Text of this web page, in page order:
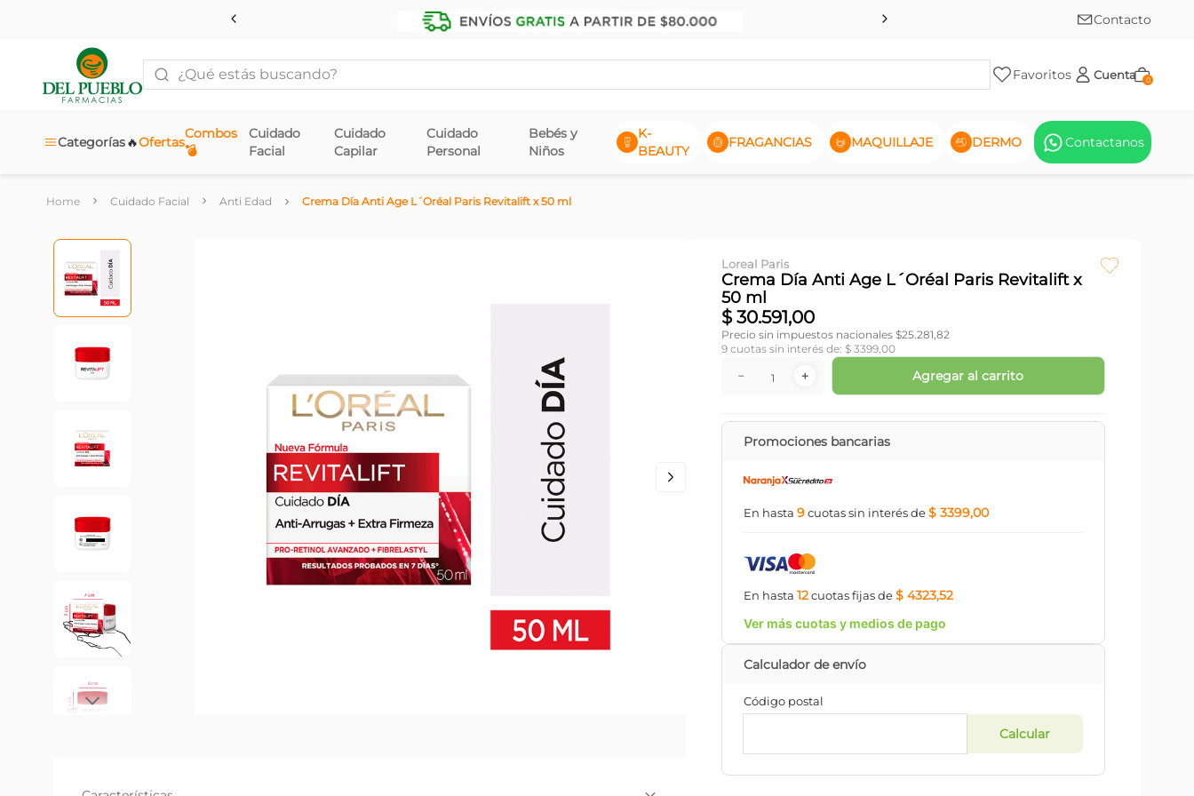
Contacto
¿Qué estás buscando?
Favoritos Cuenta 0
Categorías Ofertas
🔥
Combos
💣
Cuidado
Facial
Cuidado
Capilar
Cuidado
Personal
Bebés y
Niños
K-
BEAUTY
FRAGANCIAS MAQUILLAJE DERMO Contactanos
Cuidado Facial Anti Edad Crema Día Anti Age L´Oréal Paris Revitalift x 50 ml
Loreal Paris
Crema Día Anti Age L´Oréal Paris Revitalift x
50 ml
$ 30.591,00
Precio sin impuestos nacionales $25.281,82
9cuotas sin interés de: $ 3399,00
＋
－ Agregar al carrito
Promociones bancarias
En hasta 9cuotassin interésde$ 3399,00
En hasta 12cuotasfijasde$ 4323,52
Ver más cuotas y medios de pago
Código postal